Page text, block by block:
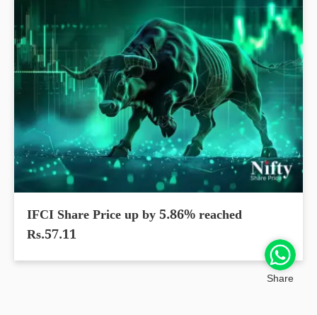
IFCI Share Price up by 5.86% reached
Rs.57.11
Share